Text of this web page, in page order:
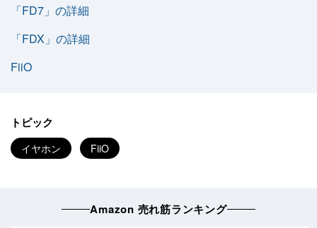
「FD7」の詳細
「FDX」の詳細
FiiO
トピック
イヤホン FiiO